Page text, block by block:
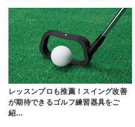
レッスンプロも推薦！スイング改善
が期待できるゴルフ練習器具をご
紹…